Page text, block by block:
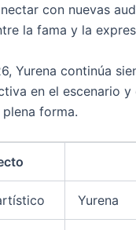
con nuevas
la fama y la
Yurena continúa
en el escenario
forma.
Yurena